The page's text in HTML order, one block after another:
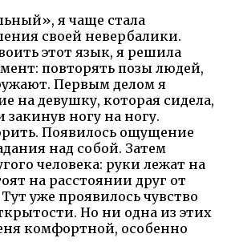
я чаще стала
своей невербалики.
этот язык, я решила
повторять позы людей,
Первым делом я
на девушку, которая сидела,
ногу на ногу.
Появилось ощущение
над собой. Затем
человека: руки лежат на
на расстоянии друг от
уже проявилось чувство
Но ни одна из этих
комфортной, особенно